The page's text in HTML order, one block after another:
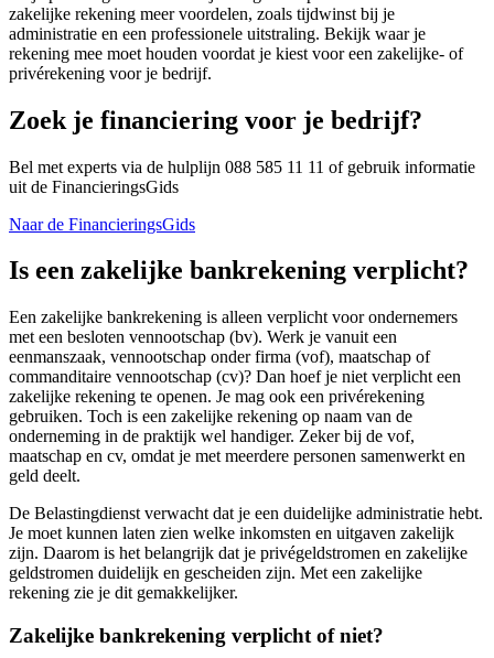
zakelijke rekening meer voordelen, zoals tijdwinst bij je
administratie en een professionele uitstraling. Bekijk waar je
rekening mee moet houden voordat je kiest voor een zakelijke- of
privérekening voor je bedrijf.
Zoek je financiering voor je bedrijf?
Bel met experts via de hulplijn 088 585 11 11 of gebruik informatie
uit de FinancieringsGids
Naar de FinancieringsGids
Is een zakelijke bankrekening verplicht?
Een zakelijke bankrekening is alleen verplicht voor ondernemers
met een besloten vennootschap (bv). Werk je vanuit een
eenmanszaak, vennootschap onder firma (vof), maatschap of
commanditaire vennootschap (cv)? Dan hoef je niet verplicht een
zakelijke rekening te openen. Je mag ook een privérekening
gebruiken. Toch is een zakelijke rekening op naam van de
onderneming in de praktijk wel handiger. Zeker bij de vof,
maatschap en cv, omdat je met meerdere personen samenwerkt en
geld deelt.
De Belastingdienst verwacht dat je een duidelijke administratie hebt.
Je moet kunnen laten zien welke inkomsten en uitgaven zakelijk
zijn. Daarom is het belangrijk dat je privégeldstromen en zakelijke
geldstromen duidelijk en gescheiden zijn. Met een zakelijke
rekening zie je dit gemakkelijker.
Zakelijke bankrekening verplicht of niet?